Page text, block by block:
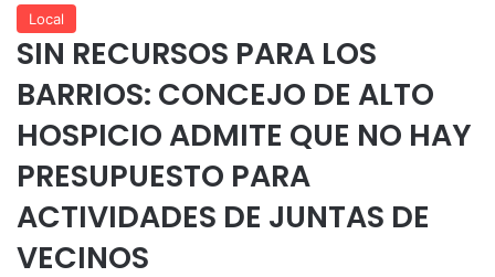
Local
SIN RECURSOS PARA LOS
BARRIOS: CONCEJO DE ALTO
HOSPICIO ADMITE QUE NO HAY
PRESUPUESTO PARA
ACTIVIDADES DE JUNTAS DE
VECINOS